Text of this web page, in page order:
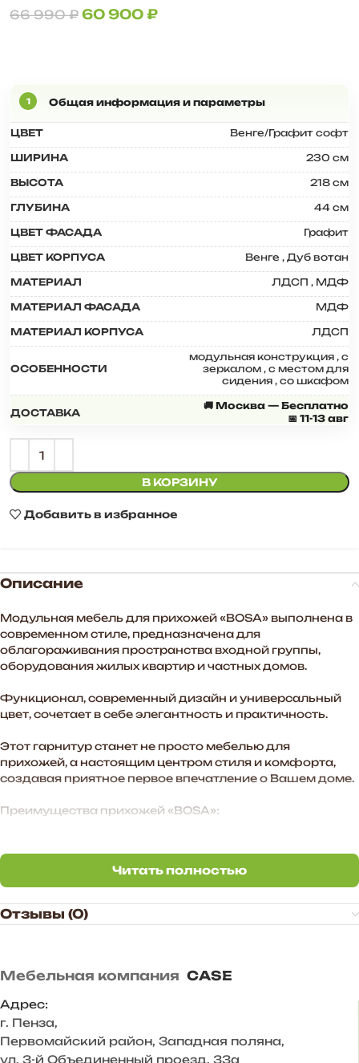
66 990₽ 60 900₽
ЦВЕТ Венге/Графит софт
ШИРИНА 230 см
ВЫСОТА 218 см
ГЛУБИНА 44 см
ЦВЕТ ФАСАДА Графит
ЦВЕТ КОРПУСА Венге , Дуб вотан
МАТЕРИАЛ ЛДСП , МДФ
МАТЕРИАЛ ФАСАДА МДФ
МАТЕРИАЛ КОРПУСА ЛДСП
ОСОБЕННОСТИ
модульная конструкция , с
зеркалом , с местом для
сидения , со шкафом
ДОСТАВКА
🚚 Москва — Бесплатно
📅 11-13 авг
В КОРЗИНУ
Добавить в избранное
Описание
Модульная мебель для прихожей «BOSA» выполнена в
современном стиле, предназначена для
облагораживания пространства входной группы,
оборудования жилых квартир и частных домов.
Функционал, современный дизайн и универсальный
цвет, сочетает в себе элегантность и практичность.
Этот гарнитур станет не просто мебелью для
прихожей, а настоящим центром стиля и комфорта,
создавая приятное первое впечатление о Вашем доме.
Преимущества прихожей «BOSA»:
— Стильные МДФ-фасады в цвете графит софт
создают атмосферу уюта в помещении.
— Произвольное расположение модулей. Также есть
большинства и интерьеров.
— Дополнительные антресоли закрывают
пространство до потолка, больше места для хранения.
Читать полностью
Читать полностью
Отзывы (0)
Мебельная компания CASE
Адрес:
г. Пенза,
Первомайский район, Западная поляна,
ул. 3-й Объединенный проезд, 33а